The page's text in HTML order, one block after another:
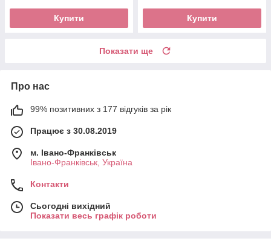
Купити Купити
Показати ще
Про нас
99% позитивних з 177 відгуків за рік
Працює з 30.08.2019
м. Івано-Франківськ
Івано-Франківськ, Україна
Контакти
Сьогодні вихідний
Показати весь графік роботи